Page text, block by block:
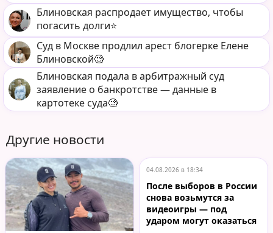
Блиновская распродает имущество, чтобы
погасить долги⭐️
Суд в Москве продлил арест блогерке Елене
Блиновской🧐
Блиновская подала в арбитражный суд
заявление о банкротстве — данные в
картотеке суда🧐
Другие новости
04.08.2026 в 18:34
После выборов в России
снова возьмутся за
видеоигры — под
ударом могут оказаться